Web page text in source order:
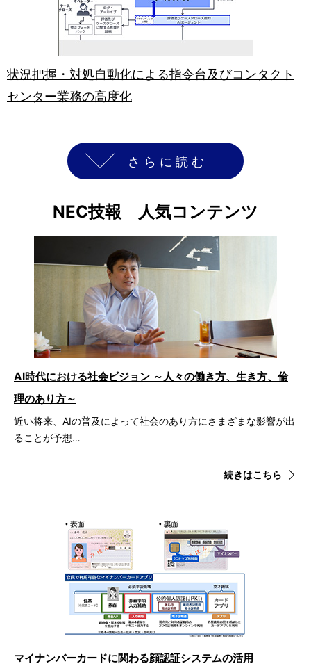
状況把握・対処自動化による指令台及びコンタクト
センター業務の高度化
さらに読む
NEC技報 人気コンテンツ
近い将来、AIの普及によって社会のあり方にさまざまな影響が出
ることが予想…
続きはこちら
AI時代における社会ビジョン ～人々の働き方、生き方、倫
理のあり方～
マイナンバーカードに関わる顔認証システムの活用